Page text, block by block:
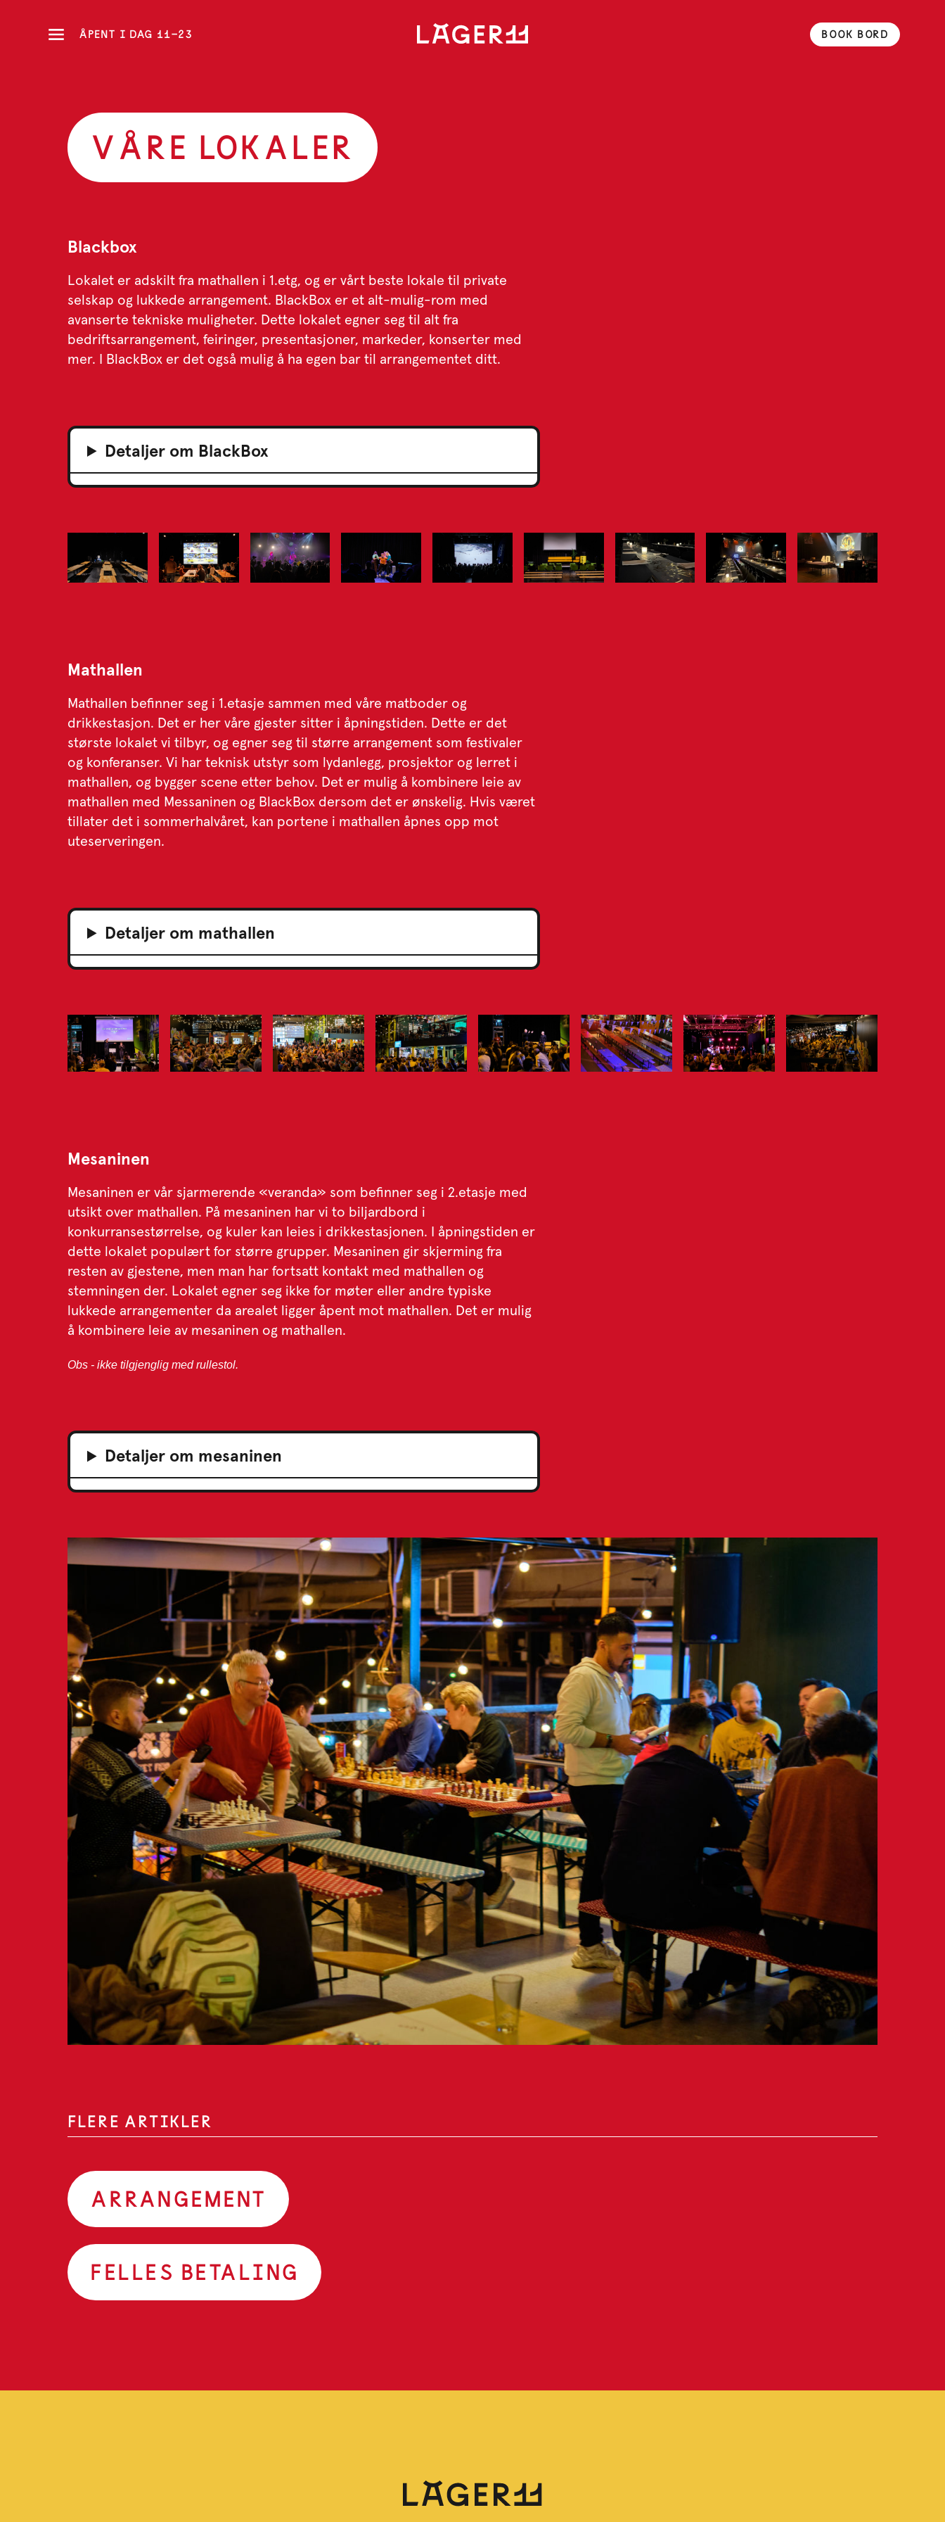
ÅPENT I DAG 11-23 BOOK BORD
VÅRE LOKALER
Blackbox
Lokalet er adskilt fra mathallen i 1.etg, og er vårt beste lokale til private
selskap og lukkede arrangement. BlackBox er et alt-mulig-rom med
avanserte tekniske muligheter. Dette lokalet egner seg til alt fra
bedriftsarrangement, feiringer, presentasjoner, markeder, konserter med
mer. I BlackBox er det også mulig å ha egen bar til arrangementet ditt.
Detaljer om BlackBox
Mathallen
Mathallen befinner seg i 1.etasje sammen med våre matboder og
drikkestasjon. Det er her våre gjester sitter i åpningstiden. Dette er det
største lokalet vi tilbyr, og egner seg til større arrangement som festivaler
og konferanser. Vi har teknisk utstyr som lydanlegg, prosjektor og lerret i
mathallen, og bygger scene etter behov. Det er mulig å kombinere leie av
mathallen med Messaninen og BlackBox dersom det er ønskelig. Hvis været
tillater det i sommerhalvåret, kan portene i mathallen åpnes opp mot
uteserveringen.
Detaljer om mathallen
Mesaninen
Mesaninen er vår sjarmerende «veranda» som befinner seg i 2.etasje med
utsikt over mathallen. På mesaninen har vi to biljardbord i
konkurransestørrelse, og kuler kan leies i drikkestasjonen. I åpningstiden er
dette lokalet populært for større grupper. Mesaninen gir skjerming fra
resten av gjestene, men man har fortsatt kontakt med mathallen og
stemningen der. Lokalet egner seg ikke for møter eller andre typiske
lukkede arrangementer da arealet ligger åpent mot mathallen. Det er mulig
å kombinere leie av mesaninen og mathallen.
Obs - ikke tilgjenglig med rullestol.
Detaljer om mesaninen
FLERE ARTIKLER
ARRANGEMENT
FELLES BETALING